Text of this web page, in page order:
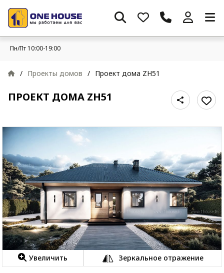
Пн/Пт 10:00-19:00
/ Проекты домов / Проект дома ZH51
ПРОЕКТ ДОМА ZH51
Увеличить Зеркальное отражение